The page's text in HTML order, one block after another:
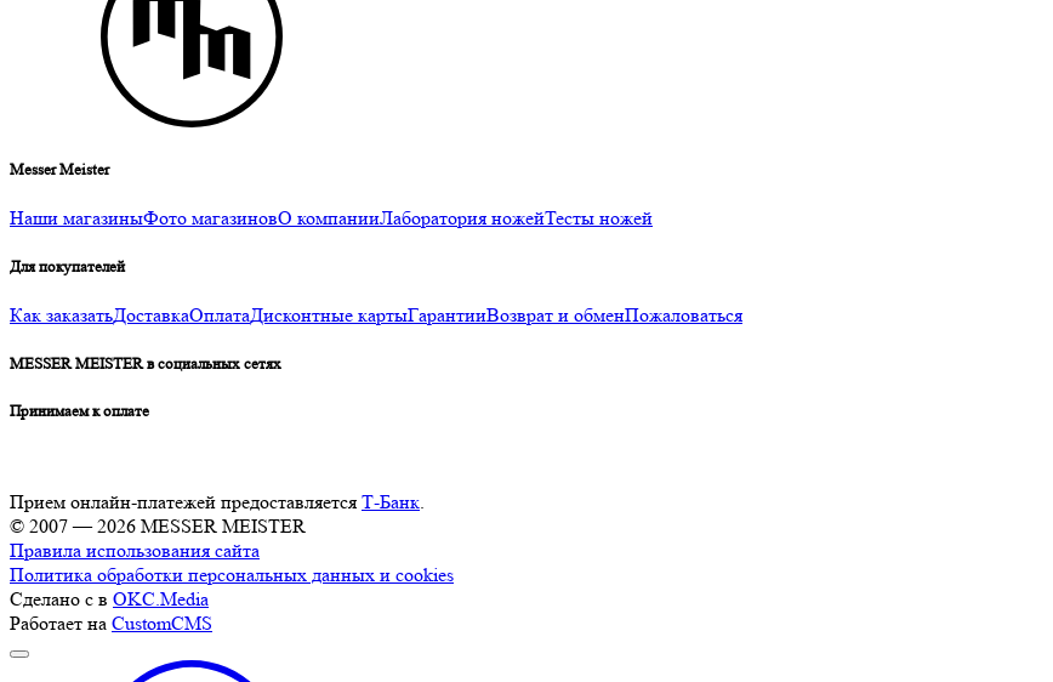
Messer Meister
Наши магазиныФото магазиновО компанииЛаборатория ножейТесты ножей
Для покупателей
Как заказатьДоставкаОплатаДисконтные картыГарантииВозврат и обменПожаловаться
MESSER MEISTER в социальных сетях
Принимаем к оплате
Прием онлайн-платежей предоставляется Т-Банк
© 2007 — 2026 MESSER MEISTER
Правила использования сайта
Политика обработки персональных данных и cookies
Сделано с в OKC.Media
Работает на CustomCMS